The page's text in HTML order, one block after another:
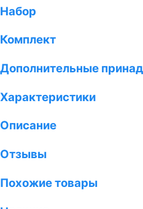
Набор
Комплект
Дополнительные
Характеристики
Описание
Отзывы
Похожие товары